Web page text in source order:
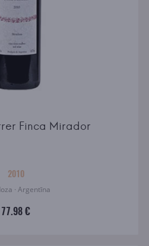
Finca Mirador
2010
· Argentīna
77.98 €